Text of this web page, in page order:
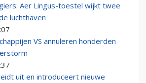
Aer Lingus-toestel wijkt twee
luchthaven
VS annuleren honderden
uit en introduceert nieuwe